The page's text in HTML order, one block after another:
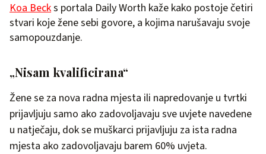
Koa Becks portala Daily Worth kaže kako postoje četiri
stvari koje žene sebi govore, a kojima narušavaju svoje
samopouzdanje.
„Nisam kvalificirana“
Žene se za nova radna mjesta ili napredovanje u tvrtki
prijavljuju samo ako zadovoljavaju sve uvjete navedene
u natječaju, dok se muškarci prijavljuju za ista radna
mjesta ako zadovoljavaju barem 60% uvjeta.